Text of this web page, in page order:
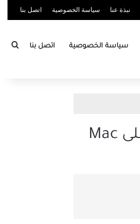
نبذة عنا سياسة الخصوصية اتصل بنا
سياسة الخصوصية اتصل بنا